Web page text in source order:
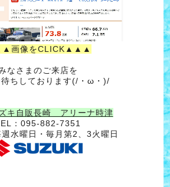
画像をCLICK▲▲▲
なさまのご来店を
ちしております(/・ω・)/
ズキ自販長崎 アリーナ時津
：095-882-7351
水曜日・毎月第2、3火曜日